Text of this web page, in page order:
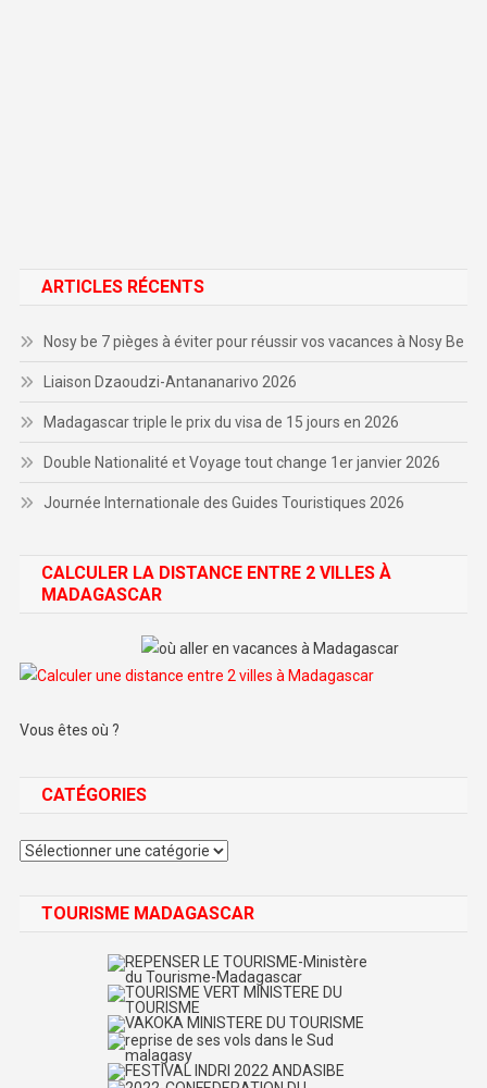
ARTICLES RÉCENTS
Nosy be 7 pièges à éviter pour réussir vos vacances à Nosy Be
Liaison Dzaoudzi-Antananarivo 2026
Madagascar triple le prix du visa de 15 jours en 2026
Double Nationalité et Voyage tout change 1er janvier 2026
Journée Internationale des Guides Touristiques 2026
CALCULER LA DISTANCE ENTRE 2 VILLES À
MADAGASCAR
Vous êtes où ?
CATÉGORIES
Catégories
TOURISME MADAGASCAR